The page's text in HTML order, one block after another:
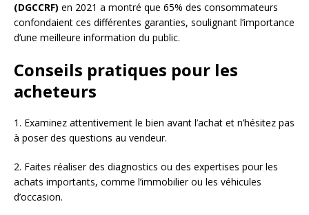
(DGCCRF) en 2021 a montré que 65% des consommateurs
confondaient ces différentes garanties, soulignant l’importance
d’une meilleure information du public.
Conseils pratiques pour les
acheteurs
1. Examinez attentivement le bien avant l’achat et n’hésitez pas
à poser des questions au vendeur.
2. Faites réaliser des diagnostics ou des expertises pour les
achats importants, comme l’immobilier ou les véhicules
d’occasion.